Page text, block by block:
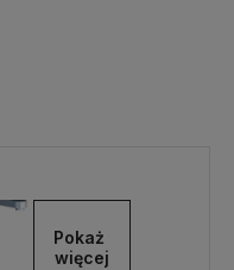
Pokaż
więcej